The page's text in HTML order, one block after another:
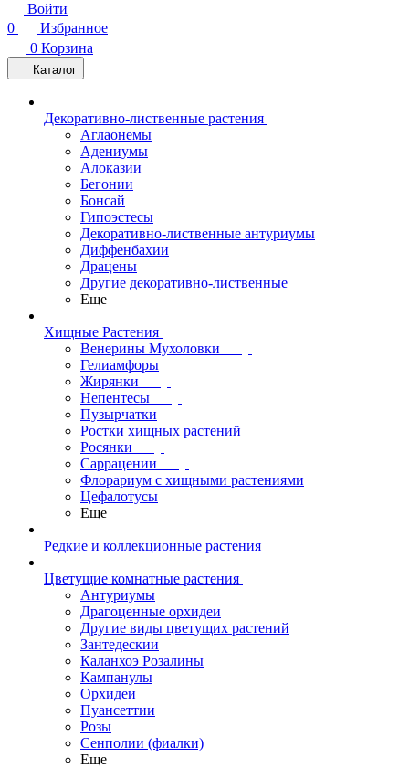
Войти
0
Избранное
0 Корзина
Каталог
Декоративно-лиственные растения
Аглаонемы
Адениумы
Алоказии
Бегонии
Бонсай
Гипоэстесы
Декоративно-лиственные антуриумы
Диффенбахии
Драцены
Другие декоративно-лиственные
Еще
Хищные Растения
Венерины Мухоловки
Гелиамфоры
Жирянки
Непентесы
Пузырчатки
Ростки хищных растений
Росянки
Саррацении
Флорариум с хищными растениями
Цефалотусы
Еще
Редкие и коллекционные растения
Цветущие комнатные растения
Антуриумы
Драгоценные орхидеи
Другие виды цветущих растений
Зантедескии
Каланхоэ Розалины
Кампанулы
Орхидеи
Пуансеттии
Розы
Сенполии (фиалки)
Еще